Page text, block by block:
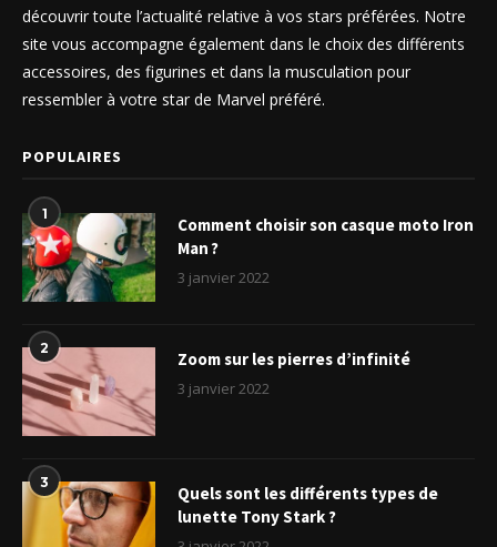
découvrir toute l’actualité relative à vos stars préférées. Notre
site vous accompagne également dans le choix des différents
accessoires, des figurines et dans la musculation pour
ressembler à votre star de Marvel préféré.
POPULAIRES
1
Comment choisir son casque moto Iron
Man ?
3 janvier 2022
2
Zoom sur les pierres d’infinité
3 janvier 2022
3
Quels sont les différents types de
lunette Tony Stark ?